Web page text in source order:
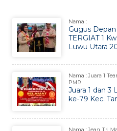
Nama :
Gugus
TERGIAT 1
Luwu Utara
Nama : Juara 1
PMR
Juara 1 dan 3
ke-79 Kec.
Nama : Jean Tri